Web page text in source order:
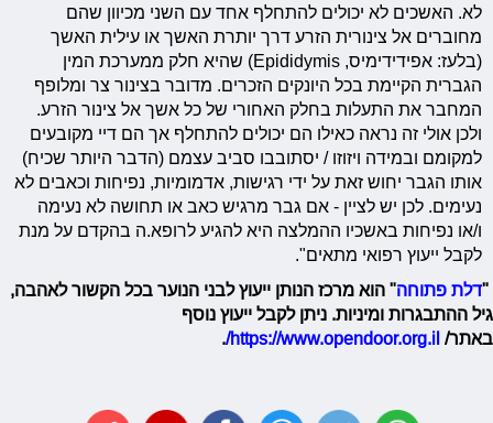
לא. האשכים לא יכולים להתחלף אחד עם השני מכיוון שהם
מחוברים אל צינורית הזרע דרך יותרת האשך או עילית האשך
(בלעז: אפידידימיס, Epididymis) שהיא חלק ממערכת המין
הגברית הקיימת בכל היונקים הזכרים. מדובר בצינור צר ומלופף
המחבר את התעלות בחלק האחורי של כל אשך אל צינור הזרע.
ולכן אולי זה נראה כאילו הם יכולים להתחלף אך הם דיי מקובעים
למקומם ובמידה ויזוזו / יסתובבו סביב עצמם (הדבר היותר שכיח)
אותו הגבר יחוש זאת על ידי רגישות, אדמומיות, נפיחות וכאבים לא
נעימים. לכן יש לציין - אם גבר מרגיש כאב או תחושה לא נעימה
ו/או נפיחות באשכיו ההמלצה היא להגיע לרופא.ה בהקדם על מנת
לקבל ייעוץ רפואי מתאים".
"דלת פתוחה" הוא מרכז הנותן ייעוץ לבני הנוער בכל הקשור לאהבה,
גיל ההתבגרות ומיניות. ניתן לקבל ייעוץ נוסף
באתר/ https://www.opendoor.org.il/
.